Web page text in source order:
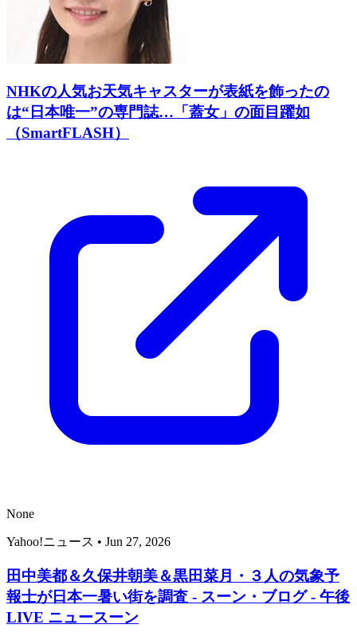
NHKの人気お天気キャスターが表紙を飾ったの
は“日本唯一”の専門誌…「蓋女」の面目躍如
（SmartFLASH）
None
Yahoo!ニュース • Jun 27, 2026
田中美都＆久保井朝美＆黒田菜月・３人の気象予
報士が日本一暑い街を調査 - スーン・ブログ - 午後
LIVE ニュースーン